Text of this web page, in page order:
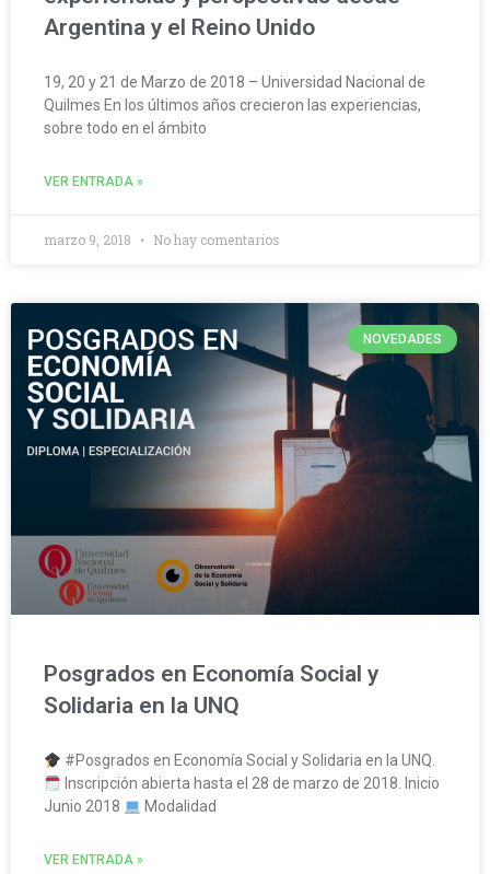
Argentina y el Reino Unido
19, 20 y 21 de Marzo de 2018 – Universidad Nacional de
Quilmes En los últimos años crecieron las experiencias,
sobre todo en el ámbito
VER ENTRADA »
marzo 9, 2018 No hay comentarios
NOVEDADES
Posgrados en Economía Social y
Solidaria en la UNQ
#Posgrados en Economía Social y Solidaria en la UNQ.
Inscripción abierta hasta el 28 de marzo de 2018. Inicio
Junio 2018
Modalidad
VER ENTRADA »